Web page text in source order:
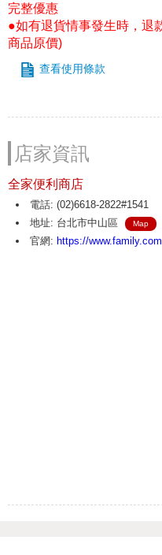
完整優惠
●如有退貨情事發生時，退
商品原價)
查看使用條款
店家資訊
全家便利商店
電話: (02)6618-2822#1541
地址: 台北市中山區
Map
官網: https://